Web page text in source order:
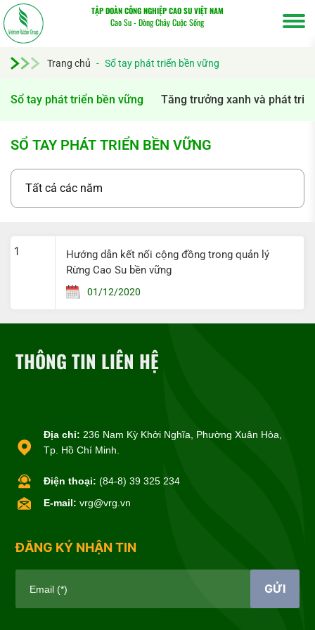
TẬP ĐOÀN CÔNG NGHIỆP CAO SU VIỆT NAM
Cao Su - Dòng Chảy Cuộc Sống
Trang chủ - Sổ tay phát triển bền vững
Sổ tay phát triển bền vững Tăng trưởng xanh và phát
SỔ TAY PHÁT TRIỂN BỀN VỮNG
1
Hướng dẫn kết nối cộng đồng trong quản lý
Rừng Cao Su bền vững
01/12/2020
THÔNG TIN LIÊN HỆ
Địa chỉ: 236 Nam Kỳ Khởi Nghĩa, Phường Xuân Hòa,
Tp. Hồ Chí Minh.
Điện thoại: (84-8) 39 325 234
E-mail: vrg@vrg.vn
ĐĂNG KÝ NHẬN TIN
Email (*) GỬI
kiếm...